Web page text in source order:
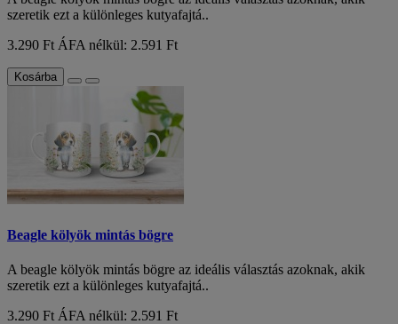
szeretik ezt a különleges kutyafajtá..
3.290 Ft ÁFA nélkül: 2.591 Ft
Kosárba
Beagle kölyök mintás bögre
A beagle kölyök mintás bögre az ideális választás azoknak, akik
szeretik ezt a különleges kutyafajtá..
3.290 Ft ÁFA nélkül: 2.591 Ft